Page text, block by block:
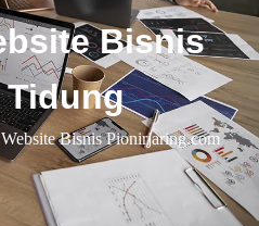
Bisnis
Bisnis Pionirjaring.com